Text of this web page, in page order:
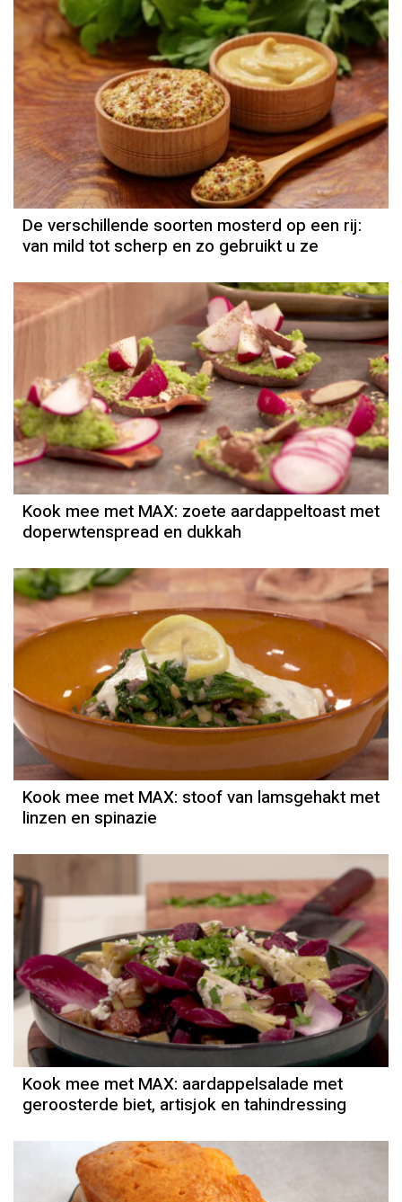
De verschillende soorten mosterd op een rij:
van mild tot scherp en zo gebruikt u ze
Kook mee met MAX: zoete aardappeltoast met
doperwtenspread en dukkah
Kook mee met MAX: stoof van lamsgehakt met
linzen en spinazie
Kook mee met MAX: aardappelsalade met
geroosterde biet, artisjok en tahindressing